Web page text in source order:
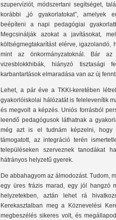
szupervíziót, módszertani segítséget,
korábbi „jó gyakorlatokat”, amelyek
beépíteni a napi pedagógiai
Megcsinálják azokat a javításokat,
költségmegtakarítást elérve,
mint az önkormányzatoknál. Bár az
vizesblokkhibák, hiányzó tisztasági
karbantartások elmaradása van az új
Lehet, a pár éve a TKKI-keretében
gyakorlóiskolai hálózatát is felelevenítik
és megvolt a képzés. Uniós forrásból
leendő pedagógusok láthatnak a
még azt is el tudnám képzelni, hogy
támogatott, az integráció terén
településeken szerveznek tanodákat
hátrányos helyzetű gyerek.
De abbahagyom az álmodozást. Tudom,
egy üres frázis marad, egy jól hangzó
helyzetekben, aztán lehet rá
Kerekasztalban meg a Köznevelési
megbeszélés sikeres volt, és